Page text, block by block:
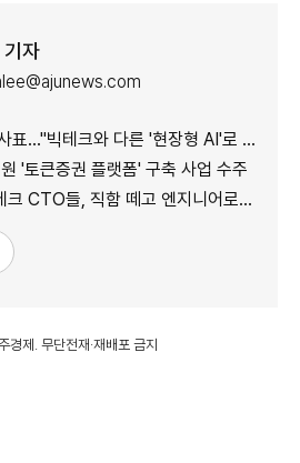
기자
…"빅테크와 다른 '현장형 AI'로 승부"
'토큰증권 플랫폼' 구축 사업 수주
함 떼고 엔지니어로 유턴...'앤트로픽행 러시' 이유는
제. 무단전재·재배포 금지